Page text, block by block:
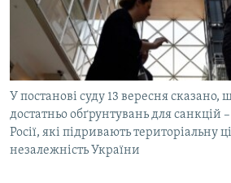
ВІДЕОУРОКИ «ELIFBE»
СВІДЧЕННЯ ОКУПАЦІЇ
УКРАЇНСЬКА ПРОБЛЕМА КРИМУ
ІНФОГРАФІКА
Русский
Qırımtatar
ДОЛУЧАЙСЯ!
У постанові суду 13 вересня сказано,
достатньо обґрунтувань для санкцій
Росії, які підривають територіальну
незалежність України